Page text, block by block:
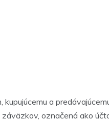
a
označená ako